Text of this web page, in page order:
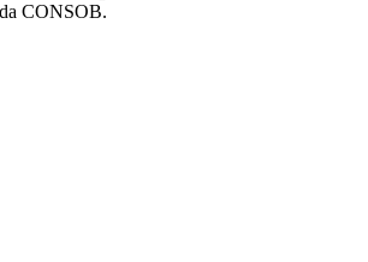
CONSOB.